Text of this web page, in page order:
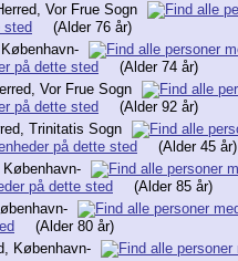
Vor Frue Sogn
(Alder 76 år)
(Alder 74 år)
Vor Frue Sogn
(Alder 92 år)
Trinitatis Sogn
(Alder 45 år)
(Alder 85 år)
(Alder 80 år)
København-